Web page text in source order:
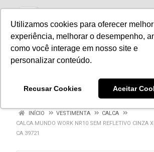
Utilizamos cookies para oferecer melhor
experiência, melhorar o desempenho,
como você interage em nosso site e
personalizar conteúdo.
Recusar Cookies Aceitar
Baixe
INÍCIO VESTIMENTA
CALCA
CALCA MUNDO WORK NR10 SEM REFLETIVO CINZA
CA 39721